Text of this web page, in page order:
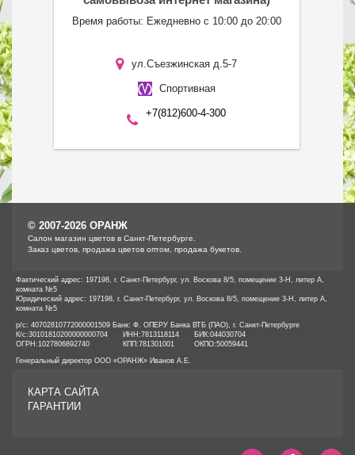
Время работы: Ежедневно с 10:00 до 20:00
ул.Съезжинская д.5-7
Спортивная
+7(812)600-4-300
© 2007-2026 ОРАНЖ
Cалон магазин цветов в Санкт-Петербурге.
Заказ цветов, продажа цветов оптом, продажа букетов.
Фактический адрес: 197198, г. Санкт-Петербург, ул. Воскова 8/5, помещение 3-Н, литер А,
комната №5
Юридический адрес: 197198, г. Санкт-Петербург, ул. Воскова 8/5, помещение 3-Н, литер А,
комната №5
р/с: 40702810772000001509 Банк: Ф. ОПЕРУ Банка ВТБ (ПАО), г. Санкт-Петербурге
К/с:30101810200000000704 ИНН:7813118114 БИК:044030704
ОГРН:1027806892740 КПП:781301001 ОКПО:50059441
Генеральный директор ООО «ОРАНЖ» Иванов А.Е.
КАРТА САЙТА
ГАРАНТИИ